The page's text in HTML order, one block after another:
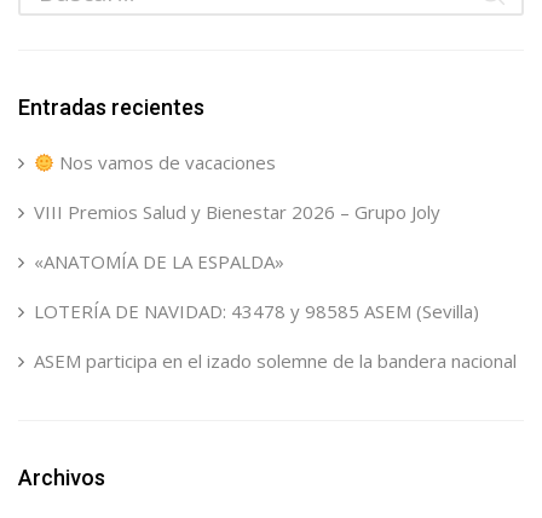
Entradas recientes
Nos vamos de vacaciones
VIII Premios Salud y Bienestar 2026 – Grupo Joly
«ANATOMÍA DE LA ESPALDA»
LOTERÍA DE NAVIDAD: 43478 y 98585 ASEM (Sevilla)
ASEM participa en el izado solemne de la bandera nacional
Archivos